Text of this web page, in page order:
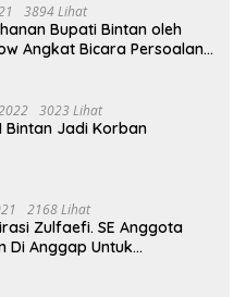
3894 Lihat
Bupati Bintan oleh
Angkat Bicara Persoalan
3023 Lihat
Bintan Jadi Korban
2168 Lihat
Zulfaefi. SE Anggota
Di Anggap Untuk